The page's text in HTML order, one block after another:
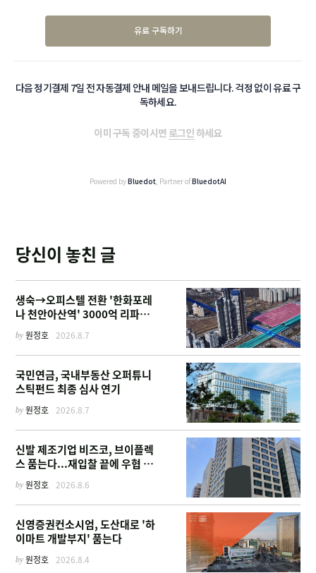
유료 구독하기
다음 정기결제 7일 전 자동결제 안내 메일을 보내드립니다. 걱정 없이 유료 구
독하세요.
이미 구독 중이시면 로그인하세요
Powered byBluedot, Partner ofBluedotAI
당신이 놓친 글
생숙→오피스텔 전환 '한화포레
나 천안아산역' 3000억 리파이
낸싱
by원정호 2026.8.7
국민연금, 국내부동산 오퍼튜니
스틱펀드 최종 심사 연기
by원정호 2026.8.7
신발 제조기업 비즈코, 브이플렉
스 품는다...재입찰 끝에 우협 선
by원정호 2026.8.6
신영증권컨소시엄, 도산대로 '하
이마트 개발부지' 품는다
by원정호 2026.8.4